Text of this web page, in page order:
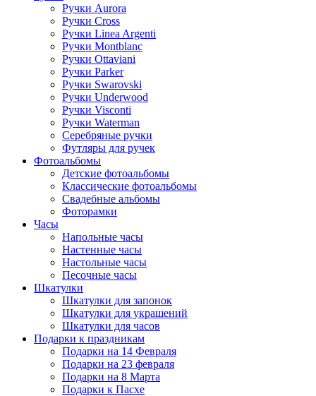
Ручки Aurora
Ручки Cross
Ручки Linea Argenti
Ручки Montblanc
Ручки Ottaviani
Ручки Parker
Ручки Swarovski
Ручки Underwood
Ручки Visconti
Ручки Waterman
Серебряные ручки
Футляры для ручек
Фотоальбомы
Детские фотоальбомы
Классические фотоальбомы
Свадебные альбомы
Фоторамки
Часы
Напольные часы
Настенные часы
Настольные часы
Песочные часы
Шкатулки
Шкатулки для запонок
Шкатулки для украшений
Шкатулки для часов
Подарки к праздникам
Подарки на 14 Февраля
Подарки на 23 февраля
Подарки на 8 Марта
Подарки к Пасхе